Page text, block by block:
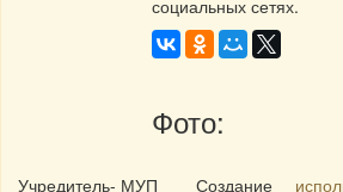
социальных сетях.
Фото:
Учредитель- МУП
Создание